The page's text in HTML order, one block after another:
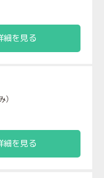
細を見る
細を見る